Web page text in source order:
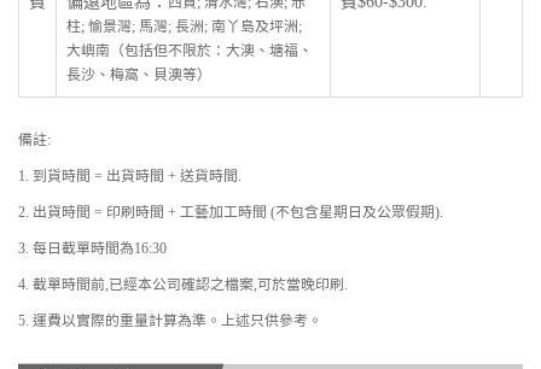
柱; 愉景灣; 馬灣; 長洲; 南丫島及坪洲;
大嶼南（包括但不限於：大澳、塘福、
長沙、梅窩、貝澳等）
備註:
1. 到貨時間 = 出貨時間 + 送貨時間.
2. 出貨時間 = 印刷時間 + 工藝加工時間 (不包含星期日及公眾假期).
3. 每日截單時間為16:30
4. 截單時間前,已經本公司確認之檔案,可於當晚印刷.
5. 運費以實際的重量計算為準。上述只供參考。